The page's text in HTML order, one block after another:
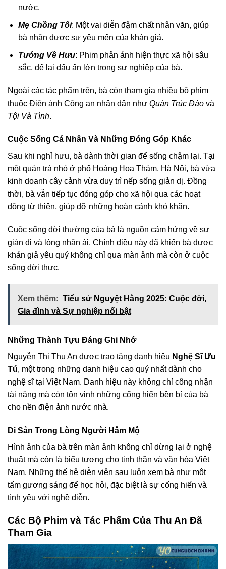
nước.
Mẹ Chồng Tôi: Một vai diễn đậm chất nhân văn, giúp
bà nhận được sự yêu mến của khán giả.
Tướng Về Hưu: Phim phản ánh hiện thực xã hội sâu
sắc, để lại dấu ấn lớn trong sự nghiệp của bà.
Ngoài các tác phẩm trên, bà còn tham gia nhiều bộ phim
thuộc Điện ảnh Công an nhân dân như Quán Trúc Đào và
Tội Và Tình.
Cuộc Sống Cá Nhân Và Những Đóng Góp Khác
Sau khi nghỉ hưu, bà dành thời gian để sống chậm lại. Tại
một quán trà nhỏ ở phố Hoàng Hoa Thám, Hà Nội, bà vừa
kinh doanh cây cảnh vừa duy trì nếp sống giản dị. Đồng
thời, bà vẫn tiếp tục đóng góp cho xã hội qua các hoạt
động từ thiện, giúp đỡ những hoàn cảnh khó khăn.
Cuộc sống đời thường của bà là nguồn cảm hứng về sự
giản dị và lòng nhân ái. Chính điều này đã khiến bà được
khán giả yêu quý không chỉ qua màn ảnh mà còn ở cuộc
sống đời thực.
Xem thêm: Tiểu sử Nguyệt Hằng 2025: Cuộc đời,
Gia đình và Sự nghiệp nổi bật
Những Thành Tựu Đáng Ghi Nhớ
Nguyễn Thị Thu An được trao tặng danh hiệu Nghệ Sĩ Ưu
Tú, một trong những danh hiệu cao quý nhất dành cho
nghệ sĩ tại Việt Nam. Danh hiệu này không chỉ công nhận
tài năng mà còn tôn vinh những cống hiến bền bỉ của bà
cho nền điện ảnh nước nhà.
Di Sản Trong Lòng Người Hâm Mộ
Hình ảnh của bà trên màn ảnh không chỉ dừng lại ở nghệ
thuật mà còn là biểu tượng cho tinh thần và văn hóa Việt
Nam. Những thế hệ diễn viên sau luôn xem bà như một
tấm gương sáng để học hỏi, đặc biệt là sự cống hiến và
tình yêu với nghề diễn.
Các Bộ Phim và Tác Phẩm Của Thu An Đã
Tham Gia